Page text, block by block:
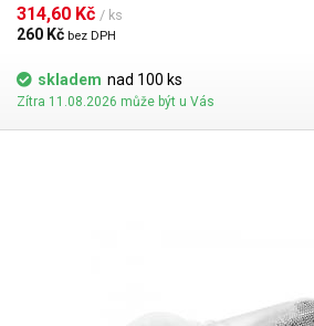
BGA mřížky pro překuličkování. Ampule
kuliček o daném průměru.
314,60 Kč / ks
260 Kč bez DPH
skladem nad 100 ks
Zítra 11.08.2026 může být u Vás